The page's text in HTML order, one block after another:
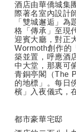
酒店由華僑城集
際著名室內設計
「雙城邂逅」為
格「傳承」至現
迎賓大廳，對正
Wormoth創作的
築並置，呼應酒
中大堂，那裏可
青銅亭閣（The
的地標」。每日
檳」入夜儀式，
都市豪華宅邸